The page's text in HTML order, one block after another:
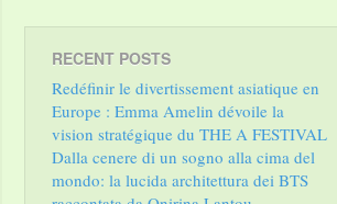
RECENT POSTS
Redéfinir le divertissement asiatique en
Europe : Emma Amelin dévoile la
vision stratégique du THE A FESTIVAL
Dalla cenere di un sogno alla cima del
mondo: la lucida architettura dei BTS